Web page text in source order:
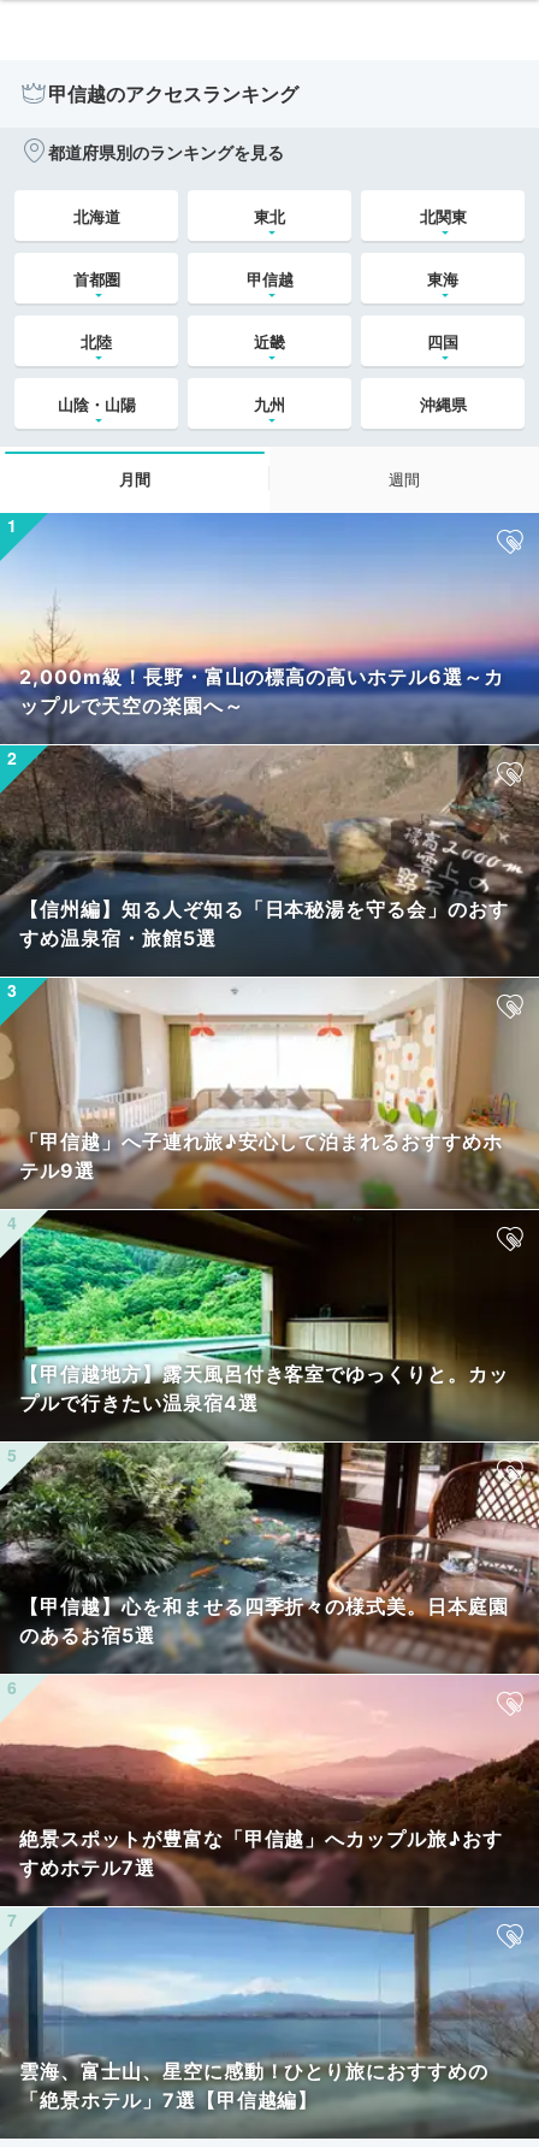
甲信越のアクセスランキング
都道府県別のランキングを見る
北海道 東北 北関東
首都圏 甲信越 東海
北陸 近畿 四国
山陰・山陽 九州 沖縄県
月間 週間
2,000m級！長野・富山の標高の高いホテル6選～カ
ップルで天空の楽園へ～
【信州編】知る人ぞ知る「日本秘湯を守る会」のおす
すめ温泉宿・旅館5選
「甲信越」へ子連れ旅♪安心して泊まれるおすすめホ
テル9選
【甲信越地方】露天風呂付き客室でゆっくりと。カッ
プルで行きたい温泉宿4選
【甲信越】心を和ませる四季折々の様式美。日本庭園
のあるお宿5選
絶景スポットが豊富な「甲信越」へカップル旅♪おす
すめホテル7選
雲海、富士山、星空に感動！ひとり旅におすすめの
「絶景ホテル」7選【甲信越編】